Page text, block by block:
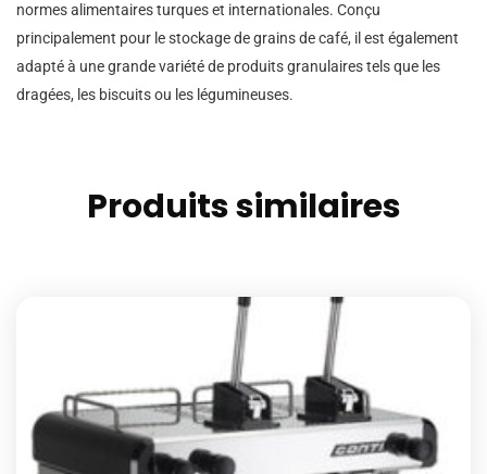
normes alimentaires turques et internationales. Conçu
principalement pour le stockage de grains de café, il est également
adapté à une grande variété de produits granulaires tels que les
dragées, les biscuits ou les légumineuses.
Produits similaires